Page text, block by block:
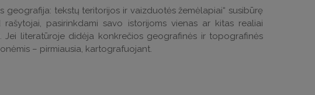
geografija: tekstų teritorijos ir vaizduotės žemėlapiai“ susibūrę
pasirinkdami savo istorijoms vienas ar kitas realiai
Jei literatūroje didėja konkrečios geografinės ir topografinės
– pirmiausia, kartografuojant.